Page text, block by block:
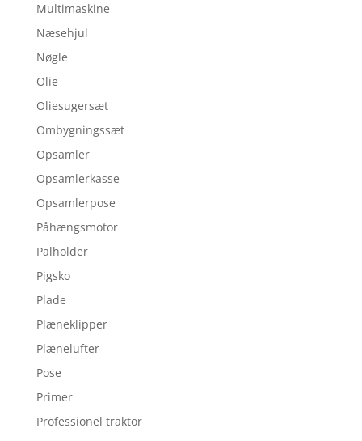
Multimaskine
Næsehjul
Nøgle
Olie
Oliesugersæt
Ombygningssæt
Opsamler
Opsamlerkasse
Opsamlerpose
Påhængsmotor
Palholder
Pigsko
Plade
Plæneklipper
Plænelufter
Pose
Primer
Professionel traktor